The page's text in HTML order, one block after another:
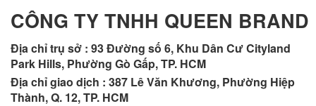
CÔNG TY TNHH QUEEN BRAND
Địa chỉ trụ sở : 93 Đường số 6, Khu Dân Cư Cityland
Park Hills, Phường Gò Gấp, TP. HCM
Địa chỉ giao dịch : 387 Lê Văn Khương, Phường Hiệp
Thành, Q. 12, TP. HCM